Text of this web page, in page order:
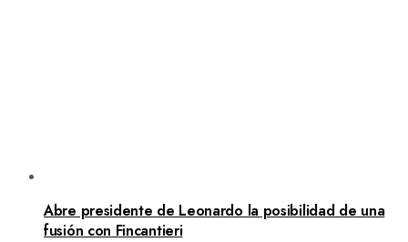
Abre presidente de Leonardo la posibilidad de una
fusión con Fincantieri